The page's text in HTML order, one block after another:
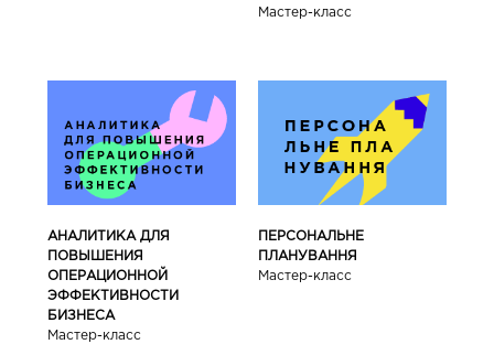
Мастер-класс
АНАЛИТИКА ДЛЯ
ПОВЫШЕНИЯ
ОПЕРАЦИОННОЙ
ЭФФЕКТИВНОСТИ
БИЗНЕСА
Мастер-класс
ПЕРСОНАЛЬНЕ
ПЛАНУВАННЯ
Мастер-класс